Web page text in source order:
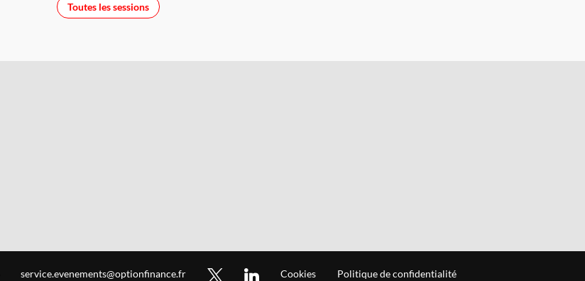
Toutes les sessions
service.evenements@optionfinance.fr Cookies Politique de confidentialité